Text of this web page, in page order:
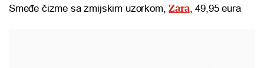
Smeđe čizme sa zmijskim uzorkom,Zara, 49,95 eura